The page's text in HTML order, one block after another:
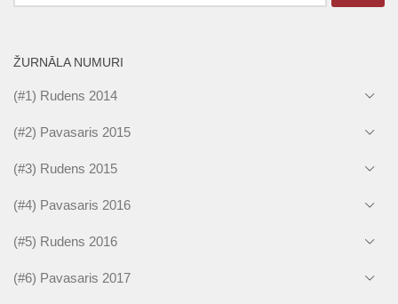
ŽURNĀLA NUMURI
(#1) Rudens 2014
(#2) Pavasaris 2015
(#3) Rudens 2015
(#4) Pavasaris 2016
(#5) Rudens 2016
(#6) Pavasaris 2017